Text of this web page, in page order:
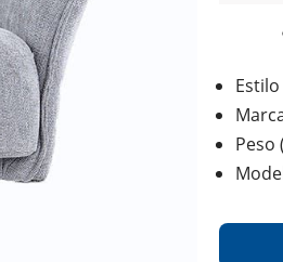
Estilo
Peso